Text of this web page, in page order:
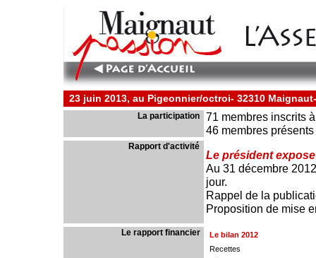
23 juin 2013, au Pigeonnier/octroi- 32310
La participation
71 membres inscrits
46 membres
Rapport d'activité
Le président
Au 31 décembre
jour.
Rappel de la
Proposition de mise
Le rapport financier..
Le bilan 2012
Recettes